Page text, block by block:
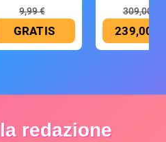
9,99 €
GRATIS
309,00 €
239,00 €
redazione